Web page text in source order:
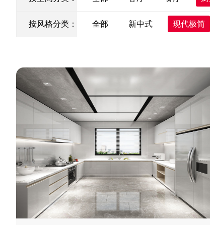
按风格分类： 全部 新中式 现代极简